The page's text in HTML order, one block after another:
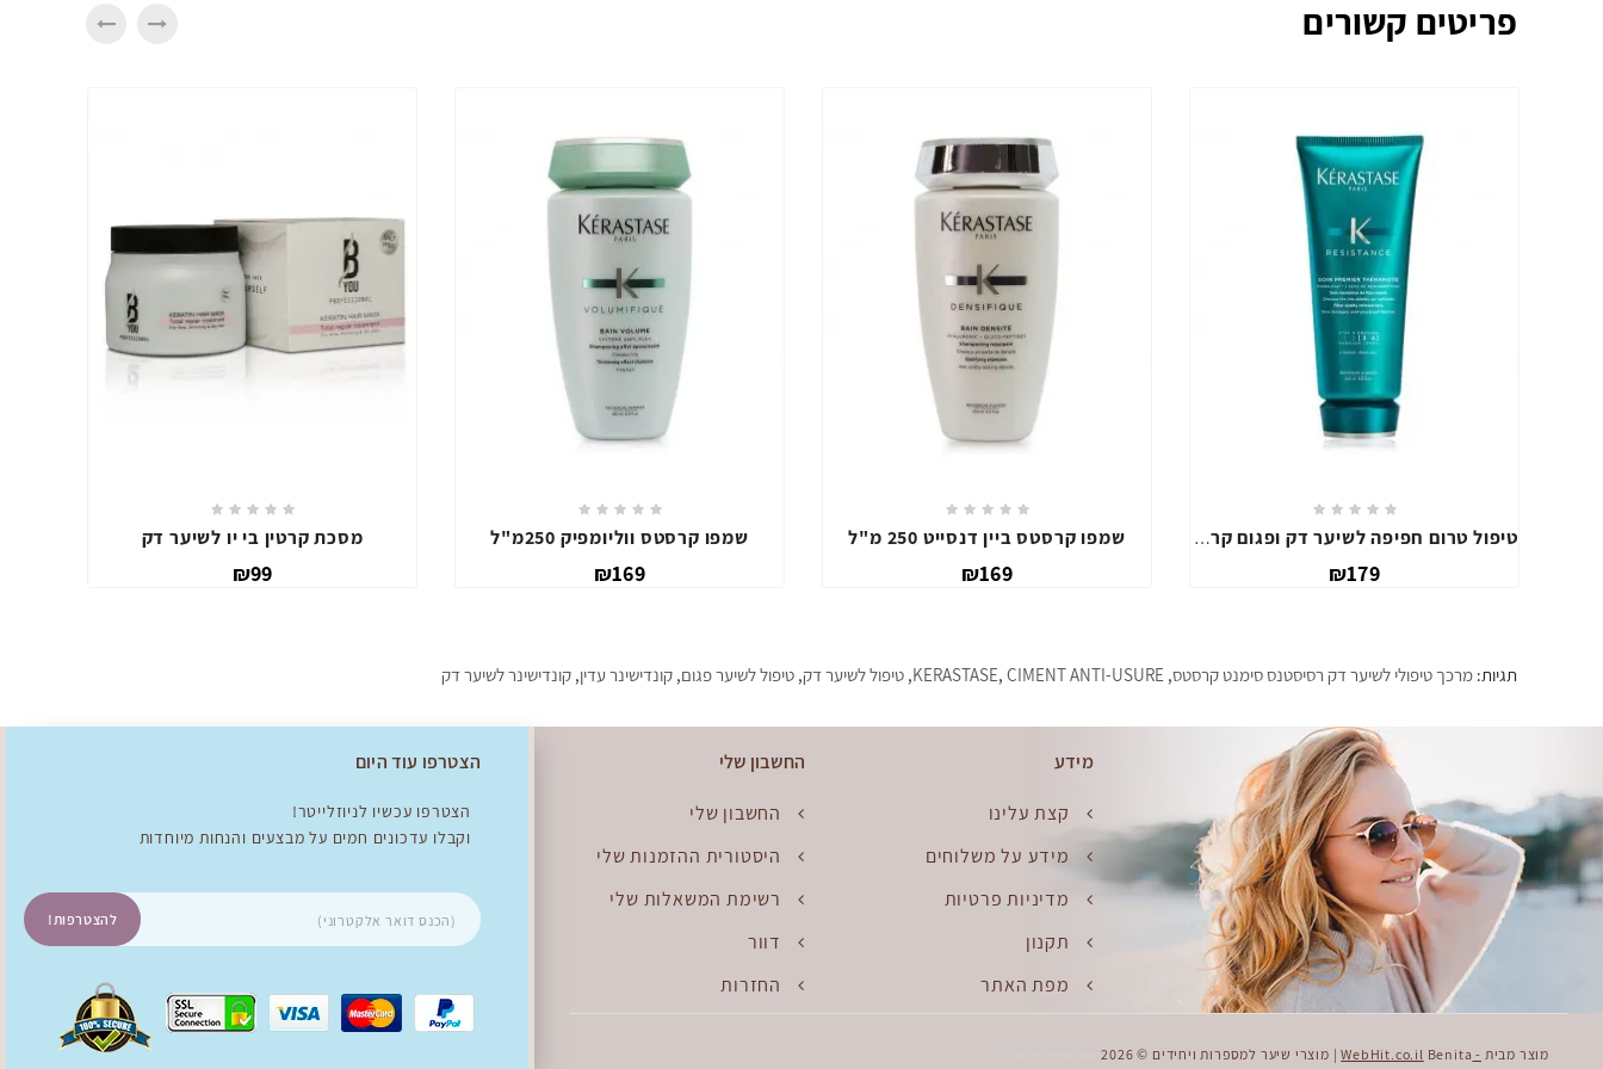
פריטים קשורים
מסכת קרטין בי יו לשיער דק שמפו קרסטס ווליומפיק 250מ"ל שמפו קרסטס ביין דנסייט 250 מ"ל שמן לשיער דק ושביר אלקסיר אולטים קרסטס
תגיות: מרכך טיפולי לשיער דק רסיסטנס סימנט קרסטס,
KERASTASE, CIMENT ANTI-USURE
, טיפול לשיער דק, טיפול לשיער פגום, קונדישינר עדין, קונדישינר לשיער דק
מידע
קצת עלינו
מידע על משלוחים
מדיניות פרטיות
תקנון
מפת האתר
החשבון שלי
החשבון שלי
היסטורית ההזמנות שלי
רשימת המשאלות שלי
דוור
החזרות
מוצר מבית - WebHit.co.il Benita | מוצרי שיער למספרות ויחידים © 2026 מנוע חיפוש יד שניה
הצטרפו עוד היום
הצטרפו עכשיו לניוזלייטר!
וקבלו עדכונים חמים על מבצעים והנחות מיוחדות
להצטרפות!